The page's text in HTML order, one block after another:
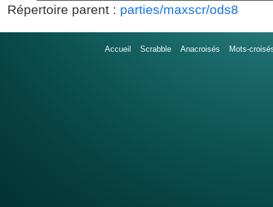
Répertoire parent : parties/maxscr/ods8
Accueil Scrabble Anacroisés Mots-